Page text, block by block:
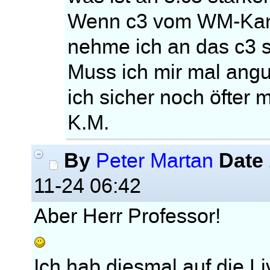
Wenn c3 vom WM-
nehme ich an das c3
Muss ich mir mal
ich sicher noch öfter
K.M.
By Peter Martan Date
11-24 06:42
Aber Herr Professor!